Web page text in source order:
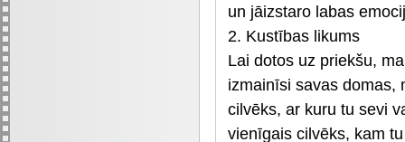
un jāizstaro labas
2. Kustības likums
Lai dotos uz priekšu,
izmainīsi savas domas,
cilvēks, ar kuru tu sevi
vienīgais cilvēks, kam